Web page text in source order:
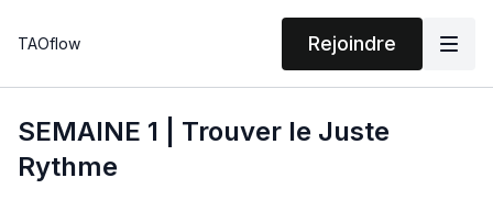
TAOflow Rejoindre
SEMAINE 1 | Trouver le Juste
Rythme